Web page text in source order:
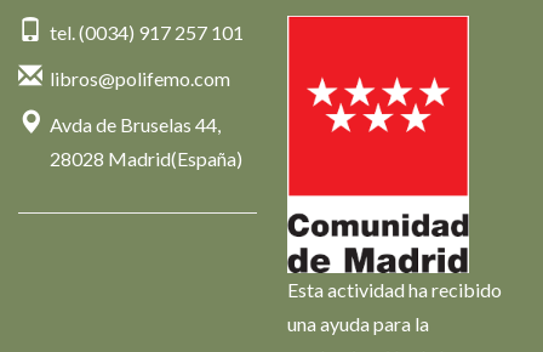
tel. (0034) 917 257 101
libros@polifemo.com
Avda de Bruselas 44,
28028 Madrid(España)
Esta actividad ha recibido
una ayuda para la